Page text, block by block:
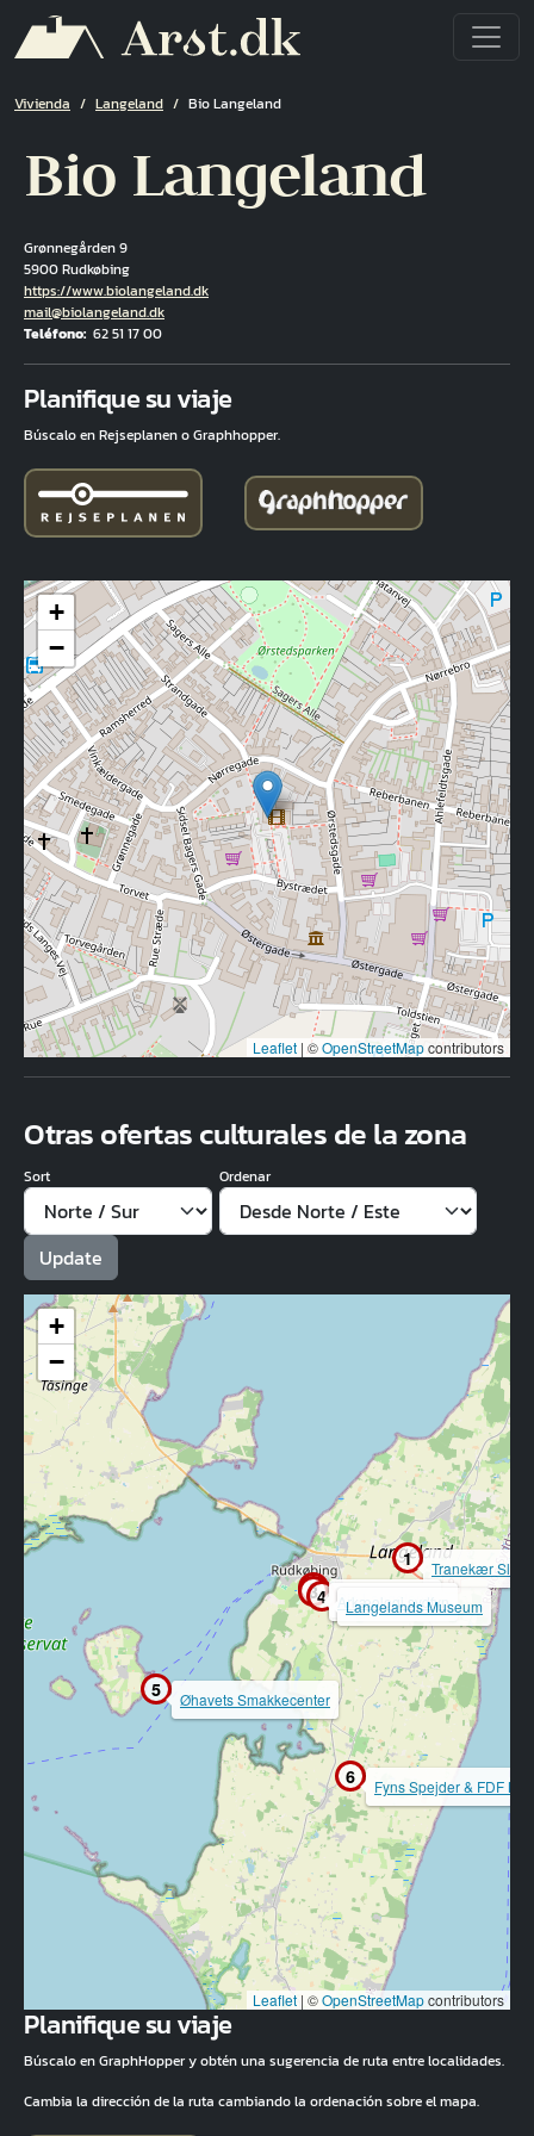
Ruta de navegación
Vivienda Langeland Bio Langeland
Bio Langeland
Grønnegården 9
5900 Rudkøbing
Hjemmeside
https://www.biolangeland.dk
Correo electrónico
mail@biolangeland.dk
Teléfono 62 51 17 00
Planifique su viaje
Búscalo en Rejseplanen o Graphhopper.
+
−
Leaflet | ©OpenStreetMapcontributors
Otras ofertas culturales de la zona
Sort Ordenar
1
2
34
5
6
Tranekær
Bio Langeland
Arkæologi sydfyn
Langelands Museum
Øhavets Smakkecenter
Fyns Spejder & FDF
+
−
Leaflet | ©OpenStreetMapcontributors
Planifique su viaje
Búscalo en GraphHopper y obtén una sugerencia de ruta entre localidades.
Cambia la dirección de la ruta cambiando la ordenación sobre el mapa.